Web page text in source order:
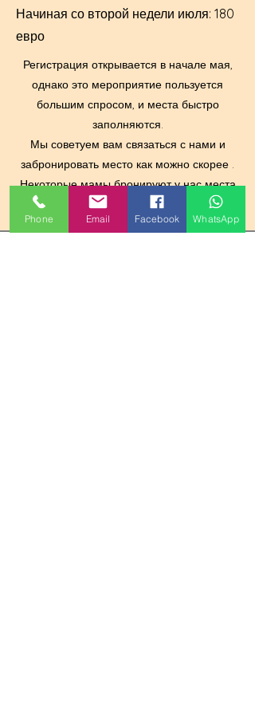
Начиная со второй недели июля: 180
евро
Регистрация открывается в начале мая,
однако это мероприятие пользуется
большим спросом, и места быстро
заполняются.
Мы советуем вам связаться с нами и
забронировать место как можно скорее .
Некоторые мамы бронируют у нас места
уже в январе!
Phone Email Facebook WhatsApp